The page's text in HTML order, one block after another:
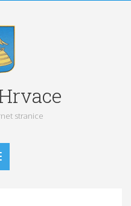
stranice